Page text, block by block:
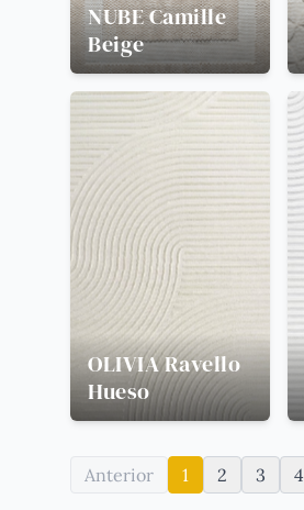
NUBECamille
Beige
OLIVIARavello
Hueso
Anterior 1 2 3 4